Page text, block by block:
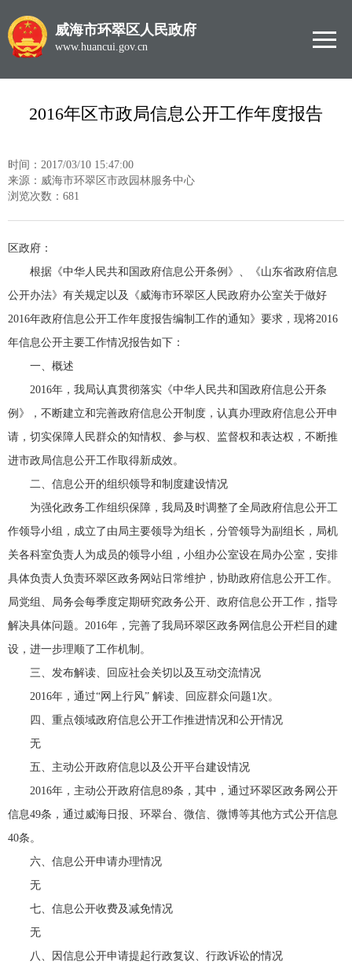
威海市环翠区人民政府
www.huancui.gov.cn
2016年区市政局信息公开工作年度报告
时间：2017/03/10 15:47:00
来源：威海市环翠区市政园林服务中心
浏览次数： 681
区政府：
根据《中华人民共和国政府信息公开条例》、《山东省政府信息
公开办法》有关规定以及《威海市环翠区人民政府办公室关于做好
2016年政府信息公开工作年度报告编制工作的通知》要求，现将2016
年信息公开主要工作情况报告如下：
一、概述
2016年，我局认真贯彻落实《中华人民共和国政府信息公开条
例》，不断建立和完善政府信息公开制度，认真办理政府信息公开申
请，切实保障人民群众的知情权、参与权、监督权和表达权，不断推
进市政局信息公开工作取得新成效。
二、信息公开的组织领导和制度建设情况
为强化政务工作组织保障，我局及时调整了全局政府信息公开工
作领导小组，成立了由局主要领导为组长，分管领导为副组长，局机
关各科室负责人为成员的领导小组，小组办公室设在局办公室，安排
具体负责人负责环翠区政务网站日常维护，协助政府信息公开工作。
局党组、局务会每季度定期研究政务公开、政府信息公开工作，指导
解决具体问题。2016年，完善了我局环翠区政务网信息公开栏目的建
设，进一步理顺了工作机制。
三、发布解读、回应社会关切以及互动交流情况
2016年，通过“网上行风” 解读、回应群众问题1次。
四、重点领域政府信息公开工作推进情况和公开情况
无
五、主动公开政府信息以及公开平台建设情况
2016年，主动公开政府信息89条，其中，通过环翠区政务网公开
信息49条，通过威海日报、环翠台、微信、微博等其他方式公开信息
40条。
六、信息公开申请办理情况
无
七、信息公开收费及减免情况
无
八、因信息公开申请提起行政复议、行政诉讼的情况